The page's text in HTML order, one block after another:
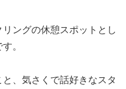
ングの休憩スポットとし
。
、気さくで話好きなスタ